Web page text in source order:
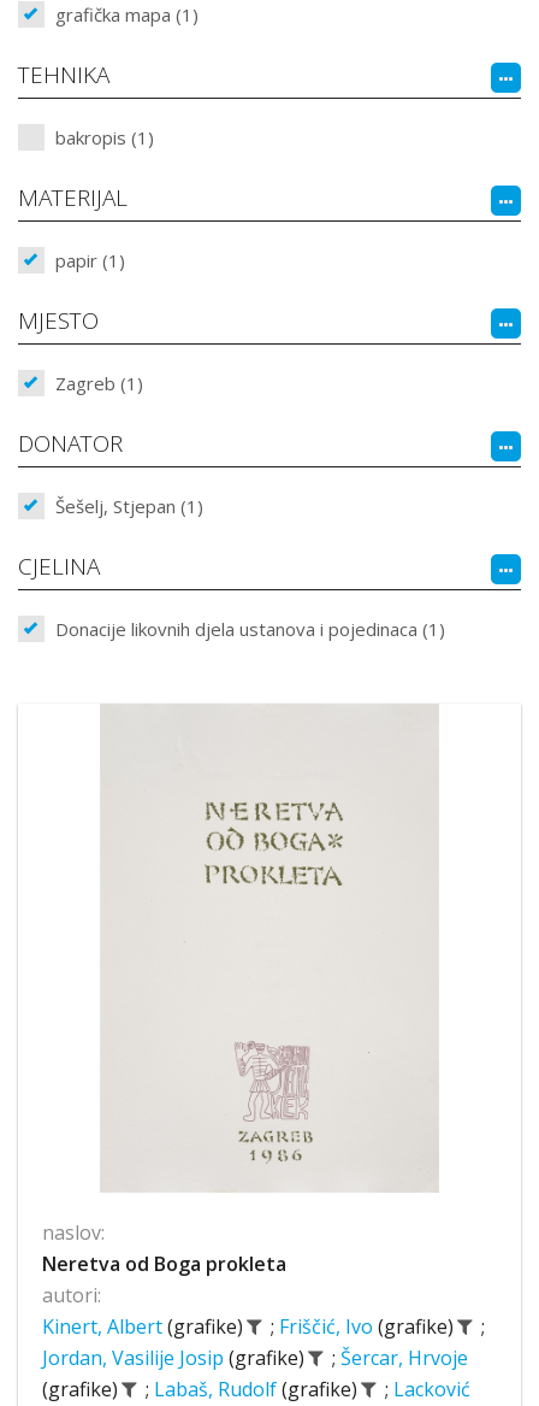
grafička mapa (1)
TEHNIKA
bakropis (1)
MATERIJAL
papir (1)
MJESTO
Zagreb (1)
DONATOR
Šešelj, Stjepan (1)
CJELINA
Donacije likovnih djela ustanova i pojedinaca (1)
naslov:
Neretva od Boga prokleta
autori:
Kinert, Albert(grafike) ; Friščić, Ivo (grafike)
;
Jordan, Vasilije Josip (grafike) ; Šercar, Hrvoje
(grafike)
; Labaš, Rudolf(grafike) ; Lacković